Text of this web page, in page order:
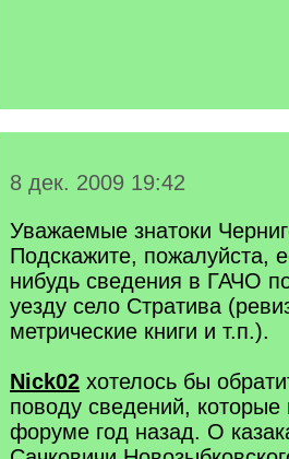
8 дек. 2009 19:42
Уважаемые знатоки
Подскажите, пожалуйста,
нибудь сведения в ГАЧО
уезду село Стратива
метрические книги и т.п.).
Nick02 хотелось бы
поводу сведений,
форуме год назад. О